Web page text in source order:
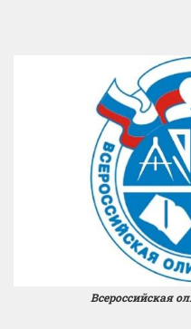
Всероссийская